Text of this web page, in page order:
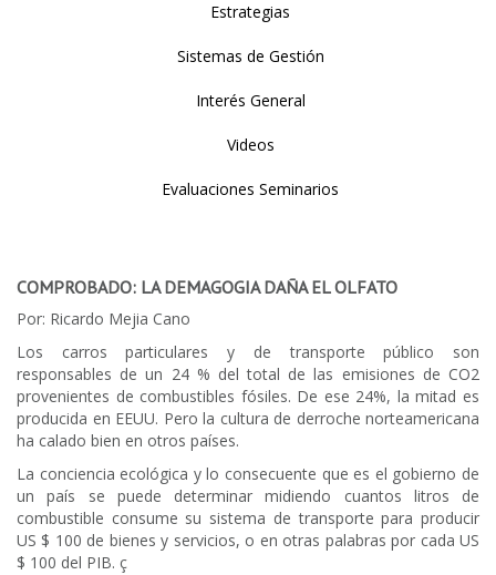
Estrategias
Sistemas de Gestión
Interés General
Videos
Evaluaciones Seminarios
COMPROBADO: LA DEMAGOGIA DAÑA EL OLFATO
Por: Ricardo Mejia Cano
Los carros particulares y de transporte público son
responsables de un 24 % del total de las emisiones de CO2
provenientes de combustibles fósiles. De ese 24%, la mitad es
producida en EEUU. Pero la cultura de derroche norteamericana
ha calado bien en otros países.
La conciencia ecológica y lo consecuente que es el gobierno de
un país se puede determinar midiendo cuantos litros de
combustible consume su sistema de transporte para producir
US $ 100 de bienes y servicios, o en otras palabras por cada US
$ 100 del PIB. ç